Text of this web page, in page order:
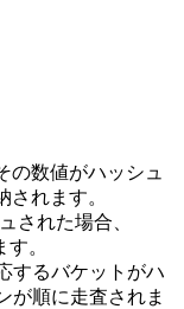
の数値がハッシュ
されます。
された場合、
。
するバケットがハ
が順に走査されま